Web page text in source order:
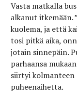
Vasta matkalla
alkanut itkemään.
kuolema, ja että
tosi pitkä aika,
jotain sinnepäin.
parhaansa
siirtyi kolmanteen
puheenaihetta.